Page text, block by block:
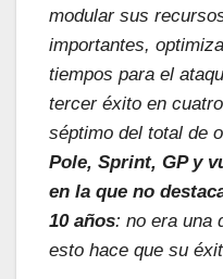
modular sus
importantes,
tiempos para el
tercer éxito en
séptimo del total de
Pole, Sprint, GP y
en la que no
10 años: no era una
esto hace que su